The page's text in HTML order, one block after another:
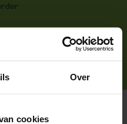
Over
cookies